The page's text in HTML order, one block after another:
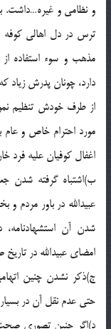
و نظامی و غیره…داشت.
ترس در دل اهالی کوفه
مذهب و سوء استفاده
دارد، چونان پدرش
از طرف خودش تنظیم
مورد احترام خاص و
اغفال کوفیان علیه
ب)اشتباه گرفته شدن
عبیدالله در باور
شدن آن
امضای عبیدالله در
ج)ذکر نشدن چنین
حتی عدم نقل آن در